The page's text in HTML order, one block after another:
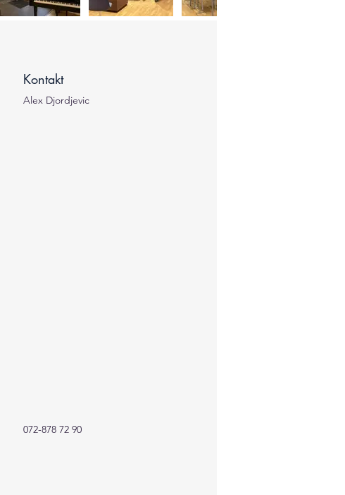
Kontakt
Alex Djordjevic
072-878 72 90